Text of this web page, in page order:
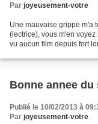
Par joyeusement-votre
Une mauvaise grippe m'a
(lectrice), vous m'en
vu aucun film depuis fort
Bonne annee
Publié le 10/02/2013 à
Par joyeusement-votre